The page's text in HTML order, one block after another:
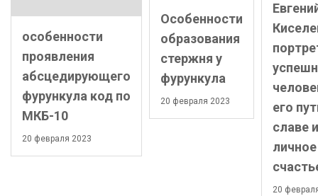
особенности
проявления
абсцедирующего
фурункула код по
МКБ-10
20 февраля 2023
Особенности
образования
стержня у
фурункула
20 февраля 2023
его
славе и
личное
20